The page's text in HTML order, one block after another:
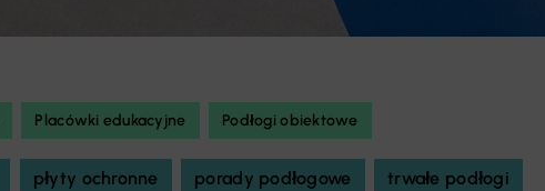
Placówki edukacyjne Podłogi obiektowe
płyty ochronne porady podłogowe trwałe podłogi